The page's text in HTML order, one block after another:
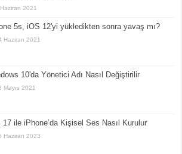
2021
5s, iOS 12'yi yükledikten sonra yavaş mı?
Haziran 2021
10'da Yönetici Adı Nasıl Değiştirilir
Mayıs 2021
17 ile iPhone’da Kişisel Ses Nasıl Kurulur
Haziran 2023